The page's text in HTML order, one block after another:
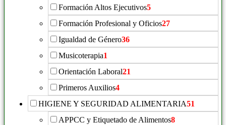
Formación Altos Ejecutivos5
Formación Profesional y Oficios27
Igualdad de Género36
Musicoterapia1
Orientación Laboral21
Primeros Auxilios4
HIGIENE Y SEGURIDAD ALIMENTARIA51
APPCC y Etiquetado de Alimentos8